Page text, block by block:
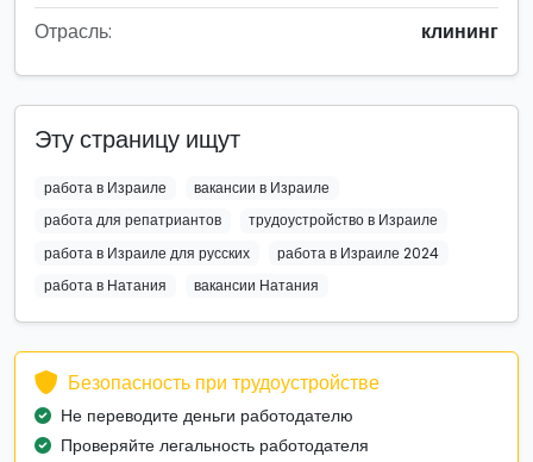
Отрасль:
клининг
Эту страницу ищут
работа в Израиле
вакансии в Израиле
работа для репатриантов
трудоустройство в Израиле
работа в Израиле для русских
работа в Израиле 2024
работа в Натания
вакансии Натания
Безопасность при трудоустройстве
Не переводите деньги работодателю
Проверяйте легальность работодателя